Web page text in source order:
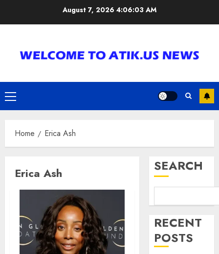
August 7, 2026 4:06:04 AM
Primary
Menu
Home Erica Ash
Erica Ash SEARCH
RECENT
POSTS